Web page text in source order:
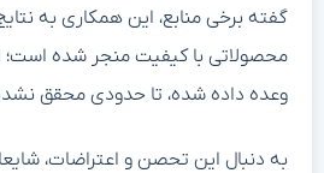
گفته برخی منابع، این همکاری به
محصولاتی با کیفیت منجر شده است؛
وعده داده شده، تا حدودی محقق
به دنبال این تحصن و اعتراضات،